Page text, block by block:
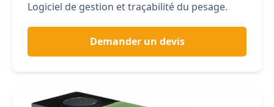
Logiciel de gestion et traçabilité du pesage.
Demander un devis